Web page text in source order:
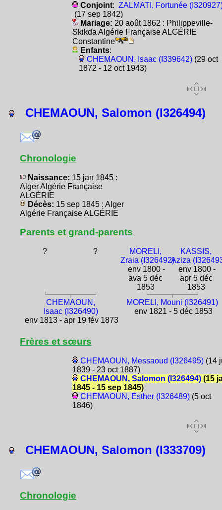
Conjoint: ZALMATI, Fortunée
(17 sep 1842)
Mariage: 20 août 1862 : Philippeville-
Skikda Algérie Française ALGÉRIE
Constantine
Enfants:
CHEMAOUN, Isaac (I339642)(29 oct
1872 - 12 oct 1943)
CHEMAOUN, Salomon (I326494)
Chronologie
Naissance: 15 jan 1845 :
Alger Algérie Française
ALGÉRIE
Décès: 15 sep 1845 : Alger
Algérie Française ALGÉRIE
Parents et grand-parents
? ?
MORELI,
Zraia (I326492)
env 1800 -
ava 5 déc
1853
KASSIS,
Aziza
env 1800 -
apr 5 déc
1853
CHEMAOUN,
Isaac (I326490)
env 1813 - apr 19 fév 1873
MORELI, Mouni (I326491)
env 1821 - 5 déc 1853
Frères et sœurs
CHEMAOUN, Messaoud (I326495)(14
1839 - 23 oct 1887)
CHEMAOUN, Salomon (I326494)(15
1845 - 15 sep 1845)
CHEMAOUN, Esther (I326489)(5 oct
1846)
CHEMAOUN, Salomon (I333709)
Chronologie